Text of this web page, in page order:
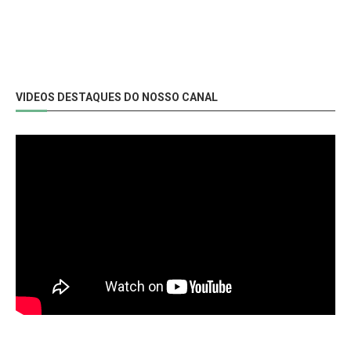
VIDEOS DESTAQUES DO NOSSO CANAL